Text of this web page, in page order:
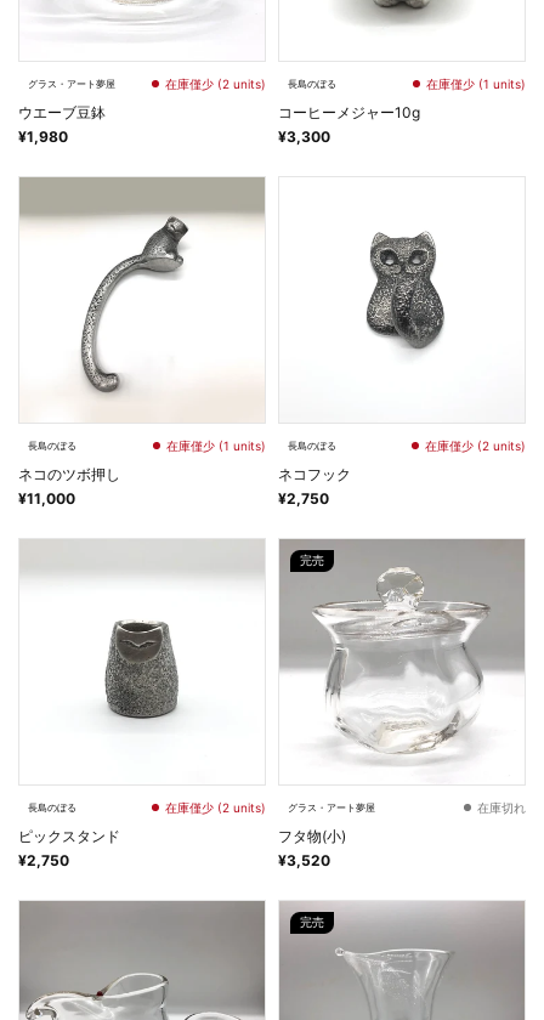
グラス・アート夢屋 在庫僅少 (2 units)
ウエーブ豆鉢
¥1,980
長島のぼる 在庫僅少 (1 units)
コーヒーメジャー10g
¥3,300
長島のぼる 在庫僅少 (1 units)
ネコのツボ押し
¥11,000
長島のぼる 在庫僅少 (2 units)
ネコフック
¥2,750
長島のぼる 在庫僅少 (2 units)
ピックスタンド
¥2,750
完売
グラス・アート夢屋 在庫切れ
フタ物(小)
¥3,520
完売